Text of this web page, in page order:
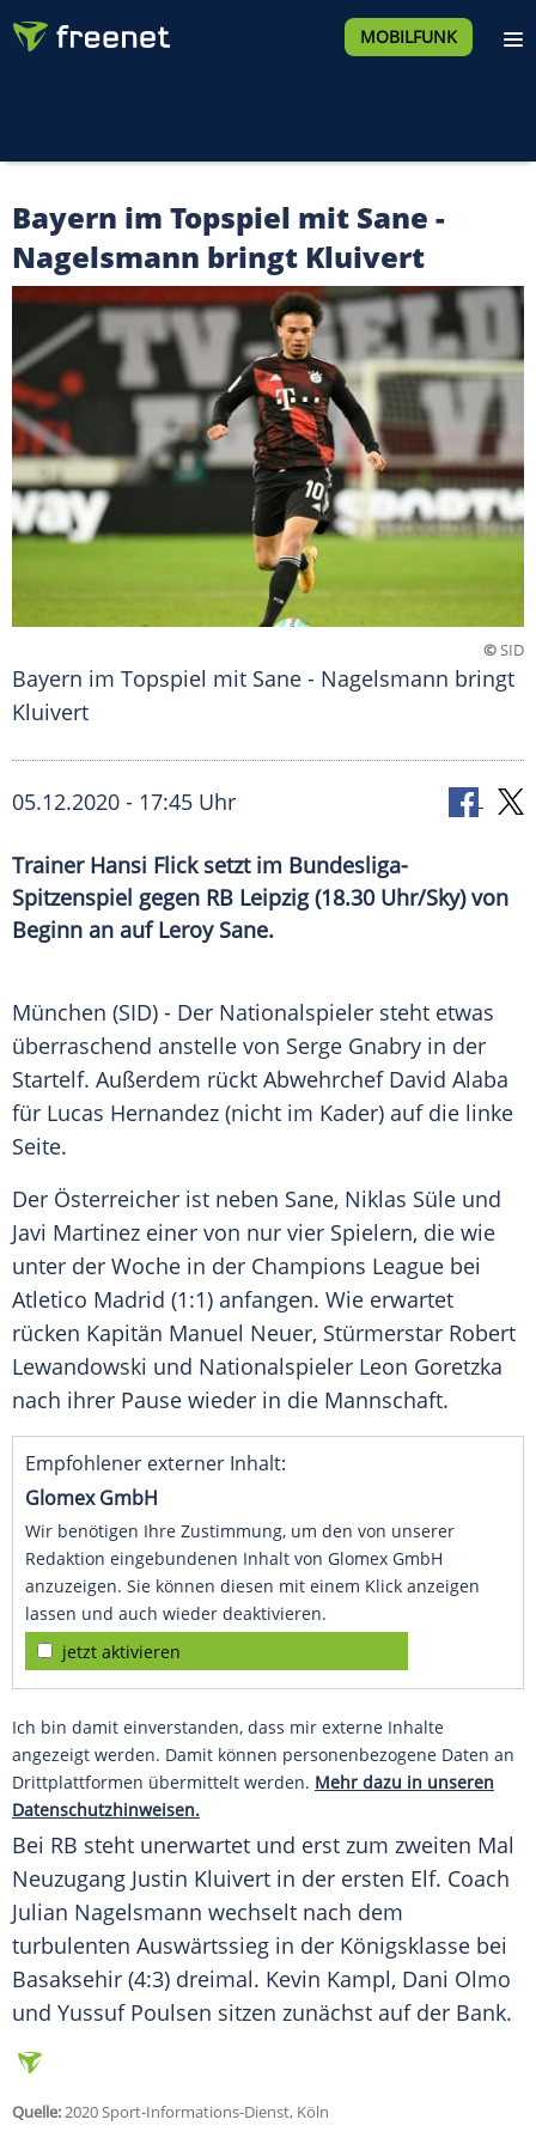
MOBILFUNK
Bayern im Topspiel mit Sane -
Nagelsmann bringt Kluivert
©SID
Bayern im Topspiel mit Sane - Nagelsmann bringt
Kluivert
05.12.2020 - 17:45 Uhr
Trainer Hansi Flick setzt im Bundesliga-
Spitzenspiel gegen RB Leipzig (18.30 Uhr/Sky) von
Beginn an auf Leroy Sane.
München (SID) - Der Nationalspieler steht etwas
überraschend anstelle von Serge Gnabry in der
Startelf. Außerdem rückt Abwehrchef David Alaba
für Lucas Hernandez (nicht im Kader) auf die linke
Seite.
Der Österreicher ist neben Sane, Niklas Süle und
Javi Martinez einer von nur vier Spielern, die wie
unter der Woche in der Champions League bei
Atletico Madrid (1:1) anfangen. Wie erwartet
rücken Kapitän Manuel Neuer, Stürmerstar Robert
Lewandowski und Nationalspieler Leon Goretzka
nach ihrer Pause wieder in die Mannschaft.
Empfohlener externer Inhalt:
Glomex GmbH
Wir benötigen Ihre Zustimmung, um den von unserer
Redaktion eingebundenen Inhalt von Glomex GmbH
anzuzeigen. Sie können diesen mit einem Klick anzeigen
lassen und auch wieder deaktivieren.
jetzt aktivieren
Ich bin damit einverstanden, dass mir externe Inhalte
angezeigt werden. Damit können personenbezogene Daten an
Drittplattformen übermittelt werden. Mehr dazu in unseren
Datenschutzhinweisen.
Bei RB steht unerwartet und erst zum zweiten Mal
Neuzugang Justin Kluivert in der ersten Elf. Coach
Julian Nagelsmann wechselt nach dem
turbulenten Auswärtssieg in der Königsklasse bei
Basaksehir (4:3) dreimal. Kevin Kampl, Dani Olmo
und Yussuf Poulsen sitzen zunächst auf der Bank.
Quelle:2020 Sport-Informations-Dienst, Köln